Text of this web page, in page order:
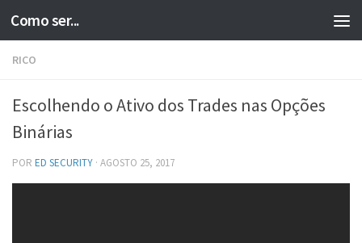
Skip to content
Como ser...
RICO
Escolhendo o Ativo dos Trades nas Opções
Binárias
POR ED SECURITY · AGOSTO 25, 2017